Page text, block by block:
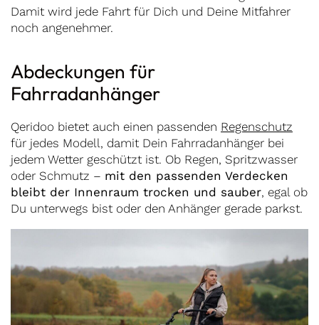
Abdeckungen für
Fahrradanhänger
Qeridoo bietet auch einen passenden Regenschutz
für jedes Modell, damit Dein Fahrradanhänger bei
jedem Wetter geschützt ist. Ob Regen, Spritzwasser
oder Schmutz – mit den passenden Verdecken
bleibt der Innenraum trocken und sauber, egal ob
Du unterwegs bist oder den Anhänger gerade parkst.
Damit wird jede Fahrt für Dich und Deine Mitfahrer
noch angenehmer.